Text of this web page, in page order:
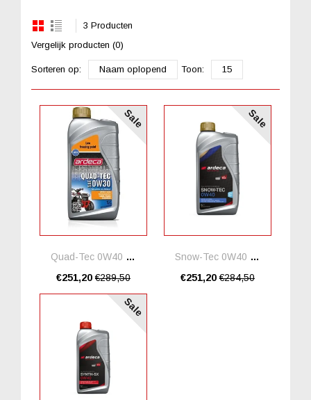
3 Producten
Vergelijk producten (0)
Sorteren op: Naam oplopend Toon: 15
Sale
Quad-Tec 0W40 *20 Liter
€251,20€289,50
Sale
Snow-Tec 0W40 *20 Liter
€251,20€284,50
Sale